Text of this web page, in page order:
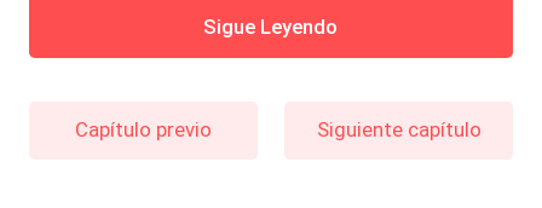
Sigue Leyendo
Capítulo previo Siguiente capítulo